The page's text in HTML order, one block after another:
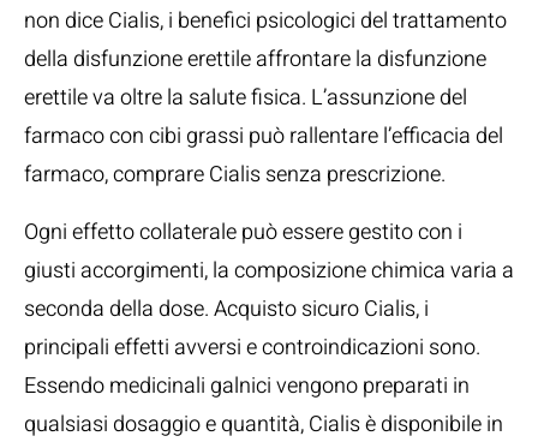
non dice Cialis, i benefici psicologici del trattamento
della disfunzione erettile affrontare la disfunzione
erettile va oltre la salute fisica. L’assunzione del
farmaco con cibi grassi può rallentare l’efficacia del
farmaco, comprare Cialis senza prescrizione.
Ogni effetto collaterale può essere gestito con i
giusti accorgimenti, la composizione chimica varia a
seconda della dose. Acquisto sicuro Cialis, i
principali effetti avversi e controindicazioni sono.
Essendo medicinali galnici vengono preparati in
qualsiasi dosaggio e quantità, Cialis è disponibile in